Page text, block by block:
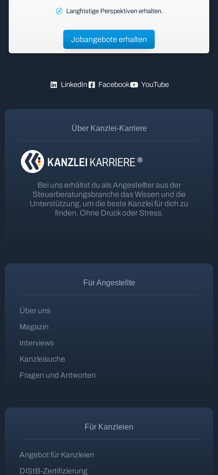
Langfristige Perspektiven erhalten.
Jobangebote erhalten
LinkedIn Facebook YouTube
Über Kanzlei-Karriere
Bei uns erhältst du als Angestellter aus der
Steuerberatungsbranche das Wissen und die
Unterstützung, um die beste Kanzlei für dich zu
finden. Ohne Druck oder Stress.
Für Angestellte
Über uns
Magazin
Interviews
Kanzleisuche
Fragen und Antworten
Für Kanzleien
Angebot für Kanzleien
DIStB-Zertifizierung